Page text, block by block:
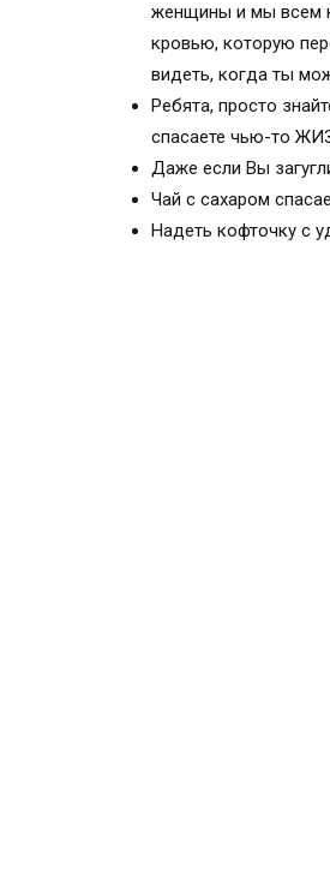
женщины и мы всем
кровью, которую
видеть, когда ты
Ребята, просто
спасаете чью-то
Даже если Вы
Чай с сахаром
Надеть кофточку с